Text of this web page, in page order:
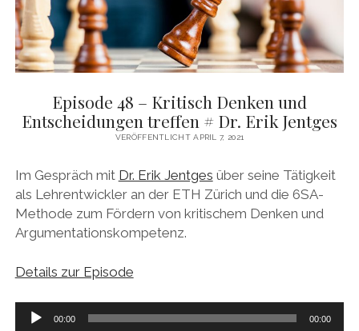
Episode 48 – Kritisch Denken und
Entscheidungen treffen # Dr. Erik Jentges
VERÖFFENTLICHT APRIL 7, 2021
Im Gespräch mit Dr. Erik Jentges über seine Tätigkeit
als Lehrentwickler an der ETH Zürich und die 6SA-
Methode zum Fördern von kritischem Denken und
Argumentationskompetenz.
Details zur Episode
Audio-
00:00 00:00